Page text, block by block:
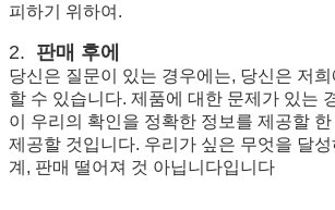
피하기 위하여.
2. 판매 후에
당신은 질문이 있는 경우에는, 당신은 저
할 수 있습니다. 제품에 대한 문제가 있는
이 우리의 확인을 정확한 정보를 제공할
제공할 것입니다. 우리가 싶은 무엇을 달
계, 판매 떨어져 것 아닙니다입니다